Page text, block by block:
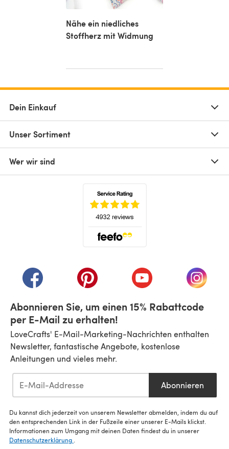
Nähe ein niedliches
Stoffherz mit Widmung
Dein Einkauf
Unser Sortiment
Wer wir sind
(öffnet sich in einem neuen Tab)
(öffnet sich in einem neuen Tab)
(öffnet sich in einem
(öffnet
Abonnieren Sie, um einen 15% Rabattcode
per E-Mail zu erhalten!
LoveCrafts' E-Mail-Marketing-Nachrichten enthalten
Newsletter, fantastische Angebote, kostenlose
Anleitungen und vieles mehr.
Abonnieren
Du kannst dich jederzeit von unserem Newsletter abmelden, indem du auf
den entsprechenden Link in der Fußzeile einer unserer E-Mails klickst.
Informationen zum Umgang mit deinen Daten findest du in unserer
Datenschutzerklärung .